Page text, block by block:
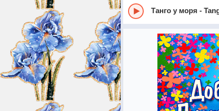
Танго у моря -